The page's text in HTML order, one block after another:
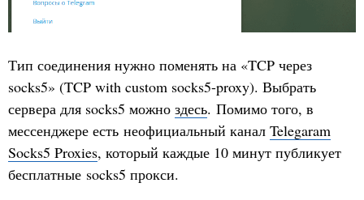
Тип соединения нужно поменять на «TCP через
socks5» (TCP with custom socks5-proxy). Выбрать
сервера для socks5 можно здесь. Помимо того, в
мессенджере есть неофициальный канал Telegaram
Socks5 Proxies, который каждые 10 минут публикует
бесплатные socks5 прокси.